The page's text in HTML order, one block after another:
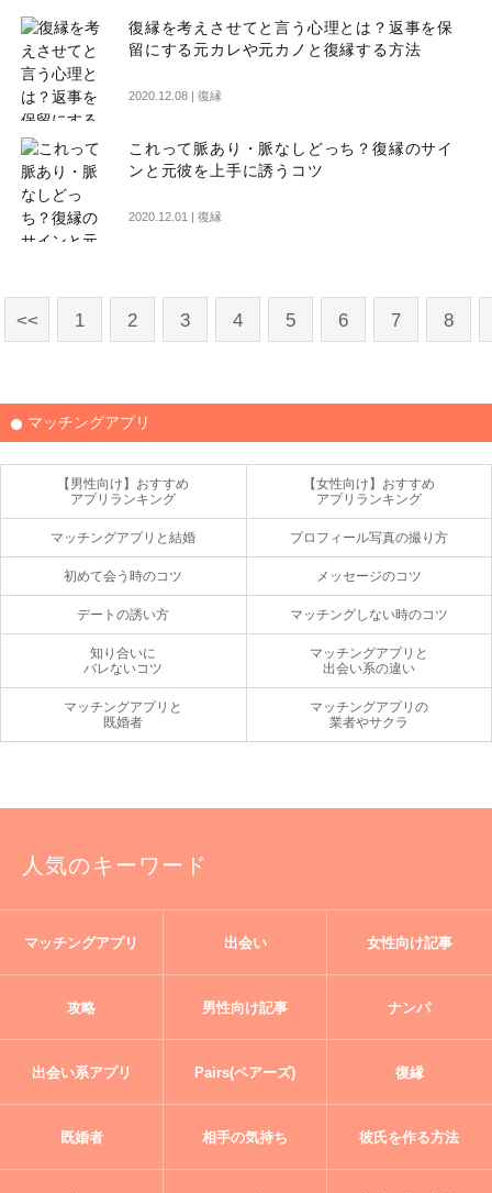
復縁を考えさせてと言う心理とは？返事を保
留にする元カレや元カノと復縁する方法
2020.12.08 | 復縁
これって脈あり・脈なしどっち？復縁のサイ
ンと元彼を上手に誘うコツ
2020.12.01 | 復縁
<< 1 2 3 4 5 6 7 8
マッチングアプリ
【男性向け】おすすめ
アプリランキング
【女性向け】おすすめ
アプリランキング
マッチングアプリと結婚 プロフィール写真の撮り方
初めて会う時のコツ メッセージのコツ
デートの誘い方 マッチングしない時のコツ
知り合いに
バレないコツ
マッチングアプリと
出会い系の違い
マッチングアプリと
既婚者
マッチングアプリの
業者やサクラ
人気のキーワード
マッチングアプリ 出会い 女性向け記事
攻略 男性向け記事 ナンパ
出会い系アプリ Pairs(ペアーズ) 復縁
既婚者 相手の気持ち 彼氏を作る方法